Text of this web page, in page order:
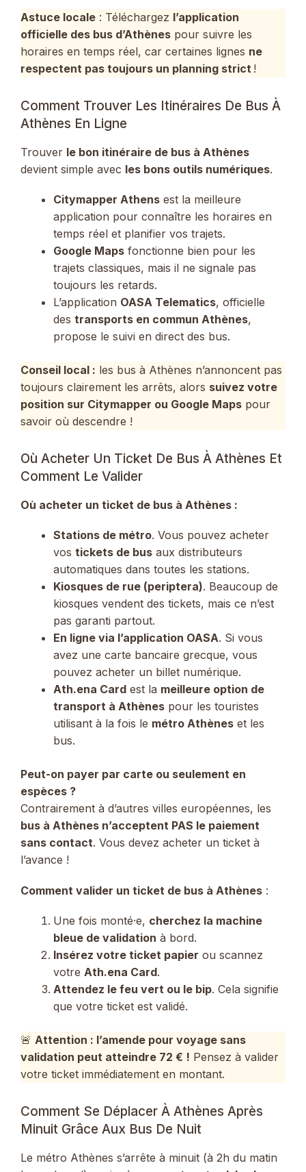
Astuce locale : Téléchargez l’application
officielle des bus d’Athènes pour suivre les
horaires en temps réel, car certaines lignes ne
respectent pas toujours un planning strict !
Comment Trouver Les Itinéraires De Bus À
Athènes En Ligne
Trouver le bon itinéraire de bus à Athènes
devient simple avec les bons outils numériques.
Citymapper Athens est la meilleure
application pour connaître les horaires en
temps réel et planifier vos trajets.
Google Maps fonctionne bien pour les
trajets classiques, mais il ne signale pas
toujours les retards.
L’application OASA Telematics, officielle
des transports en commun Athènes,
propose le suivi en direct des bus.
Conseil local : les bus à Athènes n’annoncent pas
toujours clairement les arrêts, alors suivez votre
position sur Citymapper ou Google Maps pour
savoir où descendre !
Où Acheter Un Ticket De Bus À Athènes Et
Comment Le Valider
Où acheter un ticket de bus à Athènes :
Stations de métro. Vous pouvez acheter
vos tickets de bus aux distributeurs
automatiques dans toutes les stations.
Kiosques de rue (periptera). Beaucoup de
kiosques vendent des tickets, mais ce n’est
pas garanti partout.
En ligne via l’application OASA. Si vous
avez une carte bancaire grecque, vous
pouvez acheter un billet numérique.
Ath.ena Card est la meilleure option de
transport à Athènes pour les touristes
utilisant à la fois le métro Athènes et les
bus.
Peut-on payer par carte ou seulement en
espèces ?
Contrairement à d’autres villes européennes, les
bus à Athènes n’acceptent PAS le paiement
sans contact. Vous devez acheter un ticket à
l’avance !
Comment valider un ticket de bus à Athènes :
Une fois monté·e, cherchez la machine
bleue de validation à bord.
Insérez votre ticket papier ou scannez
votre Ath.ena Card.
Attendez le feu vert ou le bip. Cela signifie
que votre ticket est validé.
🚨 Attention : l’amende pour voyage sans
validation peut atteindre 72 € ! Pensez à valider
votre ticket immédiatement en montant.
Comment Se Déplacer À Athènes Après
Minuit Grâce Aux Bus De Nuit
Le métro Athènes s’arrête à minuit (à 2h du matin